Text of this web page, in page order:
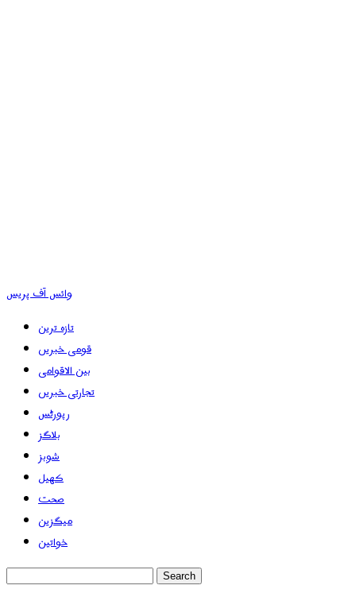
وائس آف پریس
تازہ ترین
قومی خبریں
بین الاقوامی
تجارتی خبریں
رپورٹس
بلاگز
شوبز
کھیل
صحت
میگزین
خواتین